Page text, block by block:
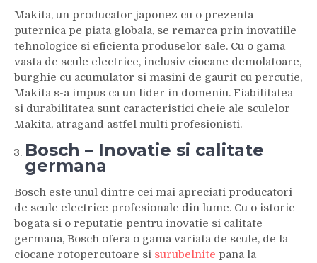
Makita, un producator japonez cu o prezenta
puternica pe piata globala, se remarca prin inovatiile
tehnologice si eficienta produselor sale. Cu o gama
vasta de scule electrice, inclusiv ciocane demolatoare,
burghie cu acumulator si masini de gaurit cu percutie,
Makita s-a impus ca un lider in domeniu. Fiabilitatea
si durabilitatea sunt caracteristici cheie ale sculelor
Makita, atragand astfel multi profesionisti.
Bosch – Inovatie si calitate
germana
Bosch este unul dintre cei mai apreciati producatori
de scule electrice profesionale din lume. Cu o istorie
bogata si o reputatie pentru inovatie si calitate
germana, Bosch ofera o gama variata de scule, de la
ciocane rotopercutoare si surubelnite pana la